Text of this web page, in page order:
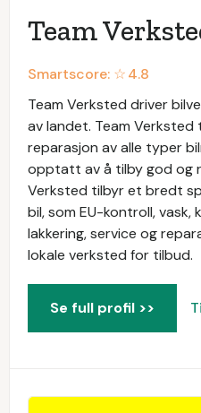
Team
Smartscore: ☆4.8
Team Verksted driver
av landet. Team Verksted
reparasjon av alle typer
opptatt av å tilby god og
Verksted tilbyr et bredt
bil, som EU-kontroll, vask,
lakkering, service og
lokale verksted for tilbud.
Se full profil >>